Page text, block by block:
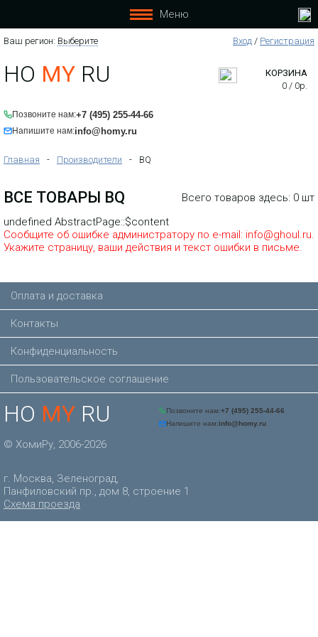
Меню
Ваш регион: Выберите Вход / Регистрация
HO MY RU
Позвоните нам:+7 (495) 255-44-66
Напишите нам:info@homy.ru
КОРЗИНА
0 / 0р.
Главная - Производители - BQ
ВСЕ ТОВАРЫ BQ
Всего товаров здесь: 0 шт
undefined AbstractPage::$content
Сообщите об ошибке администратору по e-mail: info@ghoul.ru.
Укажите страницу, ваши действия и текст ошибки в письме.
HO MY RU
© ХомиРу, 2006-2026
г. Москва, Зеленоград,
Панфиловский пр., дом 8, строение 1
Схема проезда
Оплата и доставка
Контакты
Конфиденциальность
Пользовательское соглашение